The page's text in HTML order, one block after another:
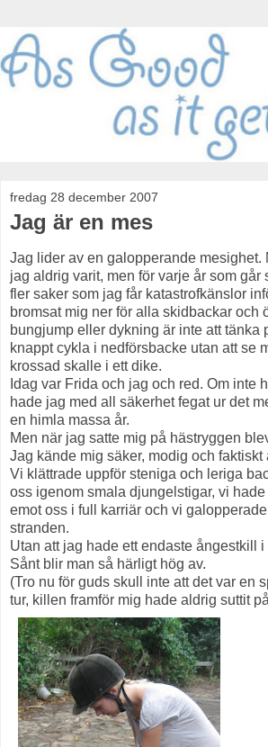
fredag 28 december 2007
Jag är en mes
Jag lider av en galopperande mesighet.
jag aldrig varit, men för varje år som går
fler saker som jag får katastrofkänslor
bromsat mig ner för alla skidbackar och
bungjump eller dykning är inte att tänka
knappt cykla i nedförsbacke utan att se
krossad skalle i ett dike.
Idag var Frida och jag och red. Om inte
hade jag med all säkerhet fegat ur det
en himla massa år.
Men när jag satte mig på hästryggen
Jag kände mig säker, modig och faktiskt
Vi klättrade uppför steniga och leriga
oss igenom smala djungelstigar, vi
emot oss i full karriär och vi
stranden.
Utan att jag hade ett endaste ångestkill i
Sånt blir man så härligt hög av.
(Tro nu för guds skull inte att det var en
tur, killen framför mig hade aldrig suttit